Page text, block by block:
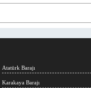
Atatürk Barajı
Karakaya Barajı